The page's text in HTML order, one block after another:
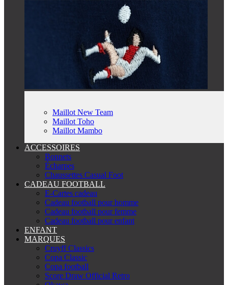
Maillot New Team
Maillot Toho
Maillot Mambo
ACCESSOIRES
Bonnets
Écharpes
Chaussettes Casual Foot
CADEAU FOOTBALL
E-Cartes cadeau
Cadeau football pour homme
Cadeau football pour femme
Cadeau football pour enfant
ENFANT
MARQUES
Cruyff Classics
Copa Classic
Copa football
Score Draw Official Retro